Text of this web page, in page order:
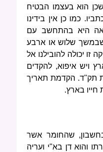
הוא בעצמו הבטיח
כמו כן אין בידינו
היא בהתחשב עם
שבמשך שלוש או ארבע
יכולה להובילנו אל
ויש איפוא, להקדים
תק"ד. הקדמת תאריך
חייו בארץ.
שהחומר אשר
והוא דן בא"י ועריה